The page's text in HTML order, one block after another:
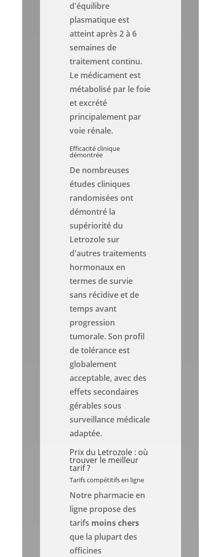
d'équilibre
plasmatique est
atteint après 2 à 6
semaines de
traitement continu.
Le médicament est
métabolisé par le foie
et excrété
principalement par
voie rénale.
Efficacité clinique
démontrée
De nombreuses
études cliniques
randomisées ont
démontré la
supériorité du
Letrozole sur
d'autres traitements
hormonaux en
termes de survie
sans récidive et de
temps avant
progression
tumorale. Son profil
de tolérance est
globalement
acceptable, avec des
effets secondaires
gérables sous
surveillance médicale
adaptée.
Prix du Letrozole : où
trouver le meilleur
tarif ?
Tarifs compétitifs en ligne
Notre pharmacie en
ligne propose des
tarifs moins chers
que la plupart des
officines